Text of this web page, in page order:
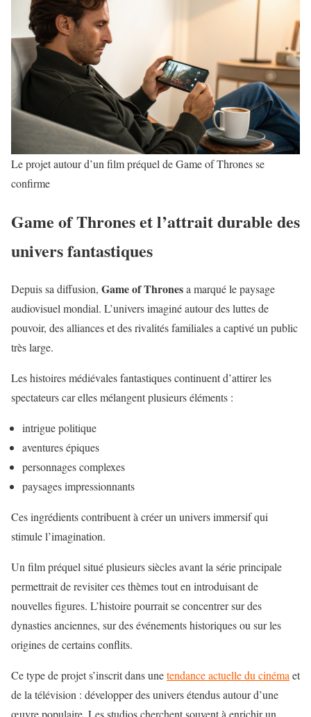
Le projet autour d’un film préquel de Game of Thrones se
confirme
Game of Thrones et l’attrait durable des
univers fantastiques
Depuis sa diffusion, Game of Thronesa marqué le paysage
audiovisuel mondial. L’univers imaginé autour des luttes de
pouvoir, des alliances et des rivalités familiales a captivé un public
très large.
Leshistoires médiévales fantastiquescontinuent d’attirer les
spectateurs car elles mélangent plusieurs éléments :
intrigue politique
aventures épiques
personnages complexes
paysages impressionnants
Ces ingrédients contribuent à créer un univers immersif qui
stimule l’imagination.
Un film préquel situé plusieurs siècles avant la série principale
permettrait de revisiter ces thèmes tout en introduisant de
nouvelles figures. L’histoire pourrait se concentrer sur des
dynasties anciennes, sur des événements historiques ou sur les
origines de certains conflits.
Ce type de projet s’inscrit dans unetendance actuelle du cinéma et
de la télévision : développer des univers étendus autour d’une
œuvre populaire. Les studios cherchent souvent à enrichir un